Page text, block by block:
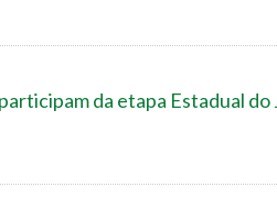
da etapa Estadual do